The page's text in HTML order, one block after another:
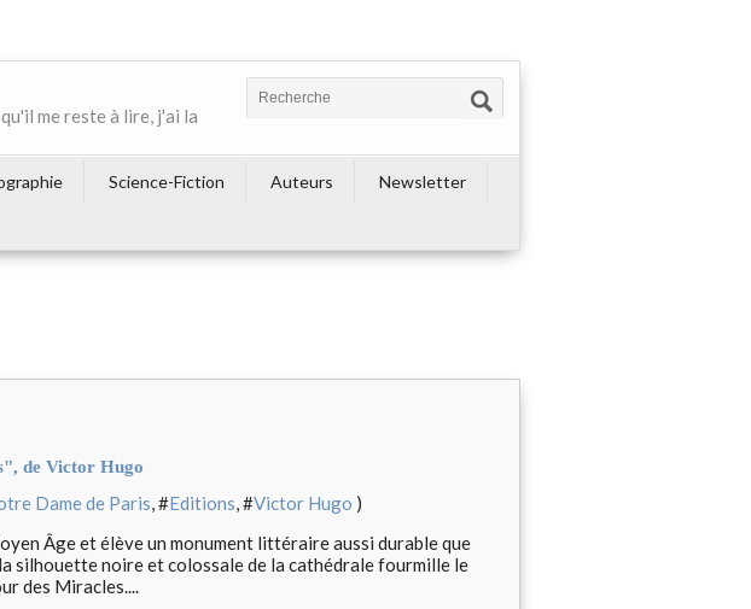
me reste à lire, j'ai la
Science-Fiction Auteurs
Newsletter
de Victor Hugo
Dame de Paris, #Editions, #Victor Hugo )
Âge et élève un monument littéraire aussi durable que
silhouette noire et colossale de la cathédrale fourmille le
des Miracles....